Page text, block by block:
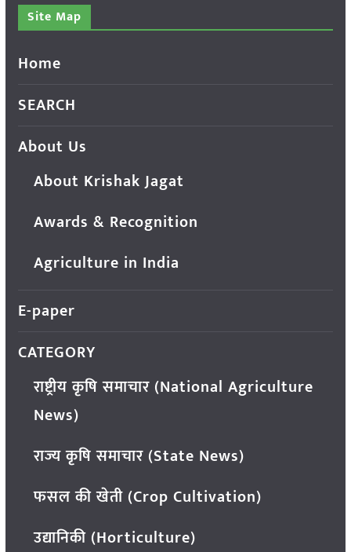
Site Map
Home
SEARCH
About Us
About Krishak Jagat
Awards & Recognition
Agriculture in India
E-paper
CATEGORY
राष्ट्रीय कृषि समाचार (National Agriculture
News)
राज्य कृषि समाचार (State News)
फसल की खेती (Crop Cultivation)
उद्यानिकी (Horticulture)